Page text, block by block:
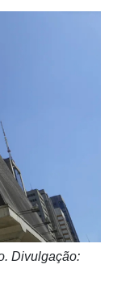
Divulgação: